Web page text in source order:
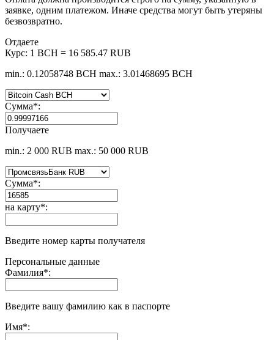
заявке, одним платежом. Иначе средства могут быть утеряны
безвозвратно.
Отдаете
Курс: 1 BCH = 16 585.47 RUB
min.: 0.12058748 BCH max.: 3.01468695 BCH
Сумма*:
Получаете
min.: 2 000 RUB max.: 50 000 RUB
Сумма*:
на карту*:
Введите номер карты получателя
Персональные данные
Фамилия*:
Введите вашу фамилию как в паспорте
Имя*: